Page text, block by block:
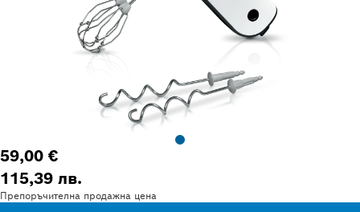
59,00 €
115,39 лв.
Препоръчителна продажна цена